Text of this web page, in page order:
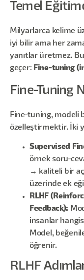
Temel
Milyarlarca kelime
iyi bilir ama her
yanıtlar üretmez.
geçer: Fine-tuning
Fine-Tuning
Fine-tuning, modeli
özelleştirmektir. İki
Supervised
örnek soru-
→ kaliteli bir
üzerinde ek
RLHF
Feedback):
insanlar
Model,
öğrenir.
RLHF